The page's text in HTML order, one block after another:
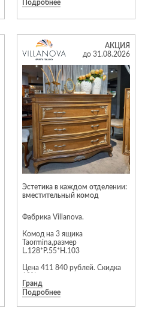
Предложение действует до 31
Подробности уточняйте у
менеджеров салона
Подробнее
АКЦИЯ
до 31.08.2026
Эстетика в каждом отделении:
вместительный комод
Фабрика Villanova.
Комод на 3 ящика
Taormina,размер
L.128*P.55*H.103
Цена 411 840 рублей. Скидка
Гранд
Подробнее